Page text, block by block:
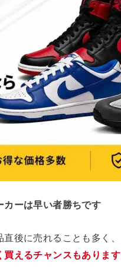
カーは早い者勝ちです
後に売れることも多く、
買えるチャンスもあります